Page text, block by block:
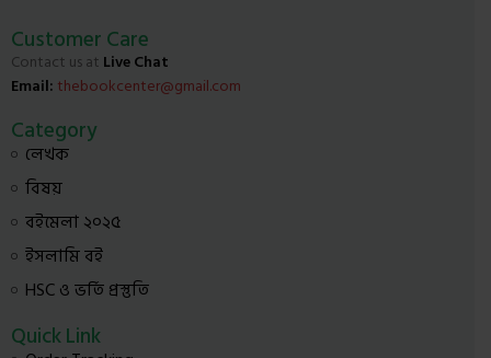
Customer Care
Contact us at Live Chat
Email: thebookcenter@gmail.com
Category
লেখক
বিষয়
বইমেলা ২০২৫
ইসলামি বই
HSC ও ভর্তি প্রস্তুতি
Quick Link